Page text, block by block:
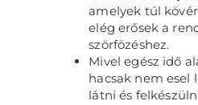
amelyek túl
elég erősek a
szörfözéshez.
Mivel egész idő
hacsak nem esel
látni és